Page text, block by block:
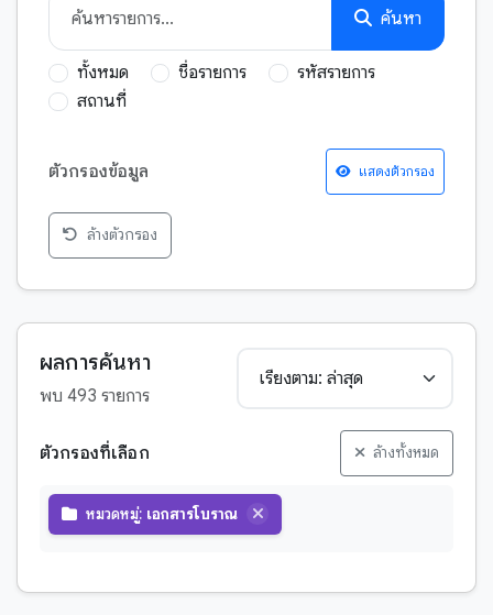
ค้นหา
ทั้งหมด ชื่อรายการ
รหัสรายการ
สถานที่
ตัวกรองข้อมูล แสดงตัวกรอง
ชาดก
ตำนาน-พระสาวก
ตำนานปูชนียสถาน - ปูชนียวัตถุ
วิดีโอ
หนังสือหายาก
เอกสารโบราณ
ล้างตัวกรอง
ผลการค้นหา
พบ 493 รายการ
ตัวกรองที่เลือก ล้างทั้งหมด
หมวดหมู่: เอกสารโบราณ